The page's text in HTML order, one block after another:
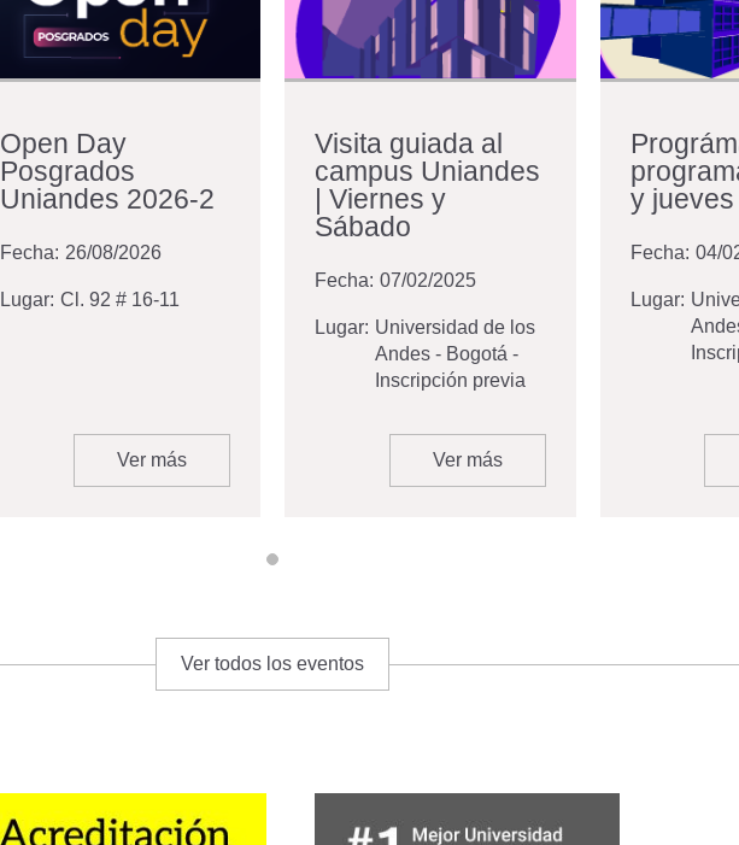
Open Day
Posgrados
Uniandes 2026-2
Fecha: 26/08/2026
Lugar: Cl. 92 # 16-11
Ver más
Visita guiada al
campus Uniandes
| Viernes y
Sábado
Fecha: 07/02/2025
Lugar: Universidad de los
Andes - Bogotá -
Inscripción previa
Ver más
y jueves
Fecha: 04/
Lugar:
Ver todos los eventos